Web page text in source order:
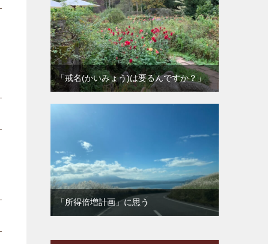
「戒名(かいみょう)は要るんですか？」
「所得倍増計画」に思う